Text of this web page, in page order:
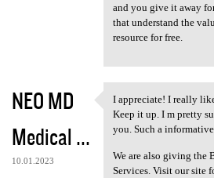
and you give it away
that understand the
resource for free.
NEO MD
Medical ...
10.01.2023
I appreciate! I
I appreciate! I really
Keep it up. I m pretty
you. Such a
We are also giving
Services. Visit our site